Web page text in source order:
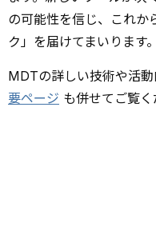
の可能性を信じ、これか
ク」を届けてまいります。
MDTの詳しい技術や活
要ページ も併せてご覧く